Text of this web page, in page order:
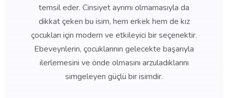
temsil eder. Cinsiyet ayrımı olmamasıyla da
dikkat çeken bu isim, hem erkek hem de kız
çocukları için modern ve etkileyici bir seçenektir.
Ebeveynlerin, çocuklarının gelecekte başarıyla
ilerlemesini ve önde olmasını arzuladıklarını
simgeleyen güçlü bir isimdir.